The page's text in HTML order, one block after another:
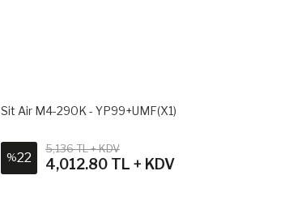
Sit Air M4-290K - YP99+UMF(X1)
%22
5,136 TL + KDV
4,012.80 TL + KDV